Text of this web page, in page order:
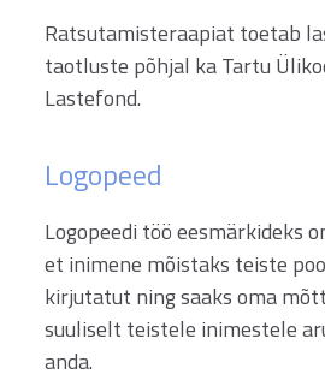
Ratsutamisteraapiat toetab
taotluste põhjal ka Tartu
Lastefond.
Logopeed
Logopeedi töö eesmärkideks
et inimene mõistaks teiste
kirjutatut ning saaks oma
suuliselt teistele inimestele
anda.